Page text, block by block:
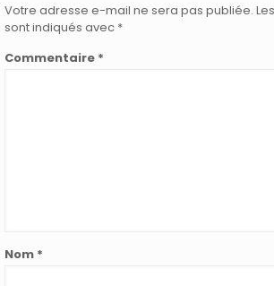
Votre adresse e-mail ne sera pas publiée.
sont indiqués avec *
Commentaire *
Nom *